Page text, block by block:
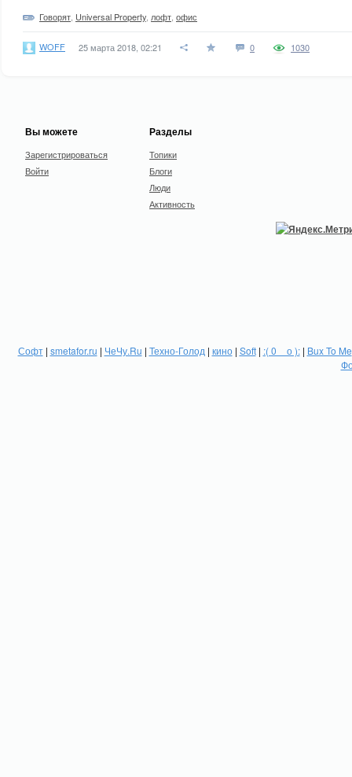
Говорят Universal Property лофт офис
WOFF 25 марта 2018, 02:21 0 1030
Вы можете
Зарегистрироваться
Войти
Разделы
Топики
Блоги
Люди
Активность
Софт| smetafor.ru | ЧеЧу.Ru | Техно-Голод | кино| Soft| :( 0 _ о ):| Bux To Me